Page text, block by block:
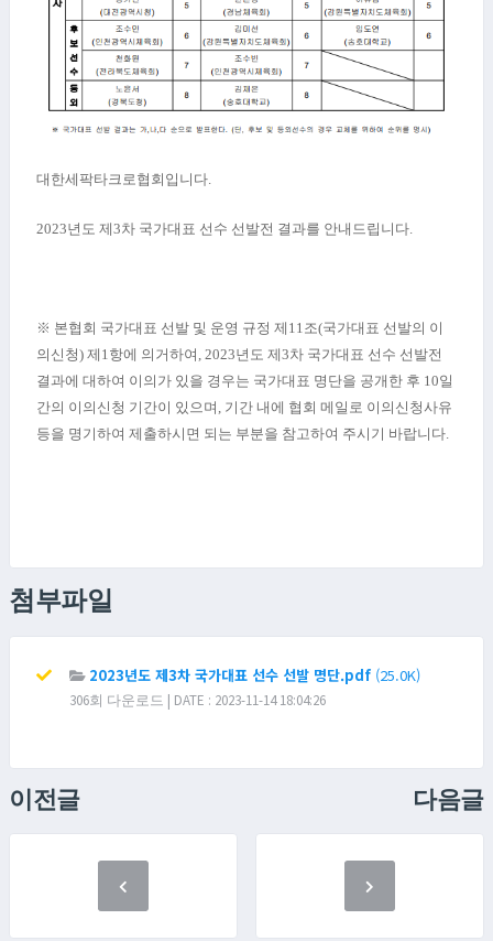
대한세팍타크로협회입니다.
2023년도 제3차 국가대표 선수 선발전 결과를 안내드립니다.
※ 본협회 국가대표 선발 및 운영 규정 제 11조(국가대표 선발의 이
의신청) 제 1항에 의거하여 , 2023년도 제3차 국가대표 선수 선발전
결과에 대하여 이의가 있을 경우는 국가대표 명단을 공개한 후 10일
간의 이의신청 기간이 있으며 , 기간 내에 협회 메일로 이의신청사유
등을 명기하여 제출하시면 되는 부분을 참고하여 주시기 바랍니다.
첨부파일
2023년도 제3차 국가대표 선수 선발 명단.pdf (25.0K)
306회 다운로드 | DATE : 2023-11-14 18:04:26
이전글 다음글